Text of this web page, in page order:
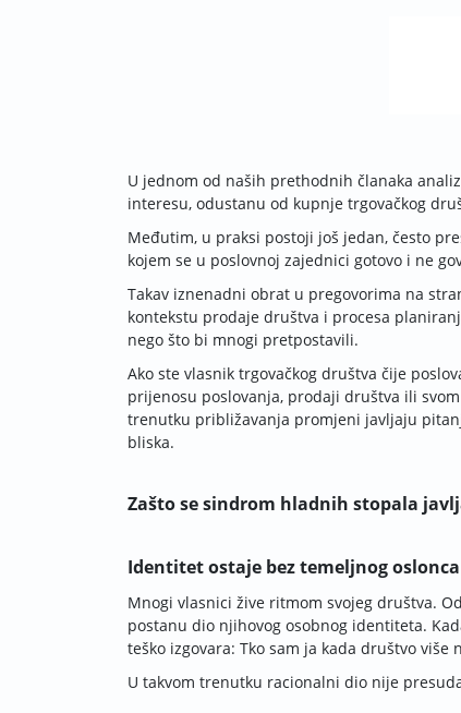
U jednom od naših prethodnih članaka
interesu, odustanu od kupnje trgovačkog
Međutim, u praksi postoji još jedan, često
kojem se u poslovnoj zajednici gotovo i ne
Takav iznenadni obrat u pregovorima na
kontekstu prodaje društva i procesa
nego što bi mnogi pretpostavili.
Ako ste vlasnik trgovačkog društva čije
prijenosu poslovanja, prodaji društva ili
trenutku približavanja promjeni javljaju
bliska.
Zašto se sindrom hladnih stopala
Identitet ostaje bez temeljnog oslonca
Mnogi vlasnici žive ritmom svojeg društva.
postanu dio njihovog osobnog identiteta.
teško izgovara: Tko sam ja kada društvo više
U takvom trenutku racionalni dio nije